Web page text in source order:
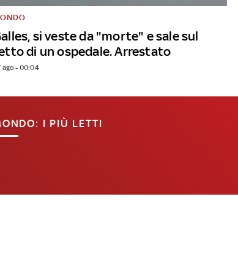
si veste da "morte" e sale sul
di un ospedale. Arrestato
ago - 00:04
I PIÙ LETTI